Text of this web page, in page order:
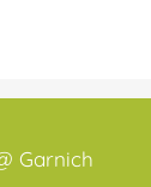
Garnich